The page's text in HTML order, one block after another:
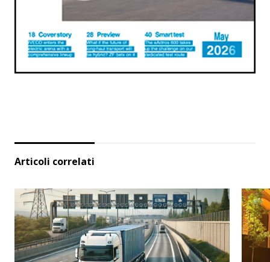
Articoli correlati